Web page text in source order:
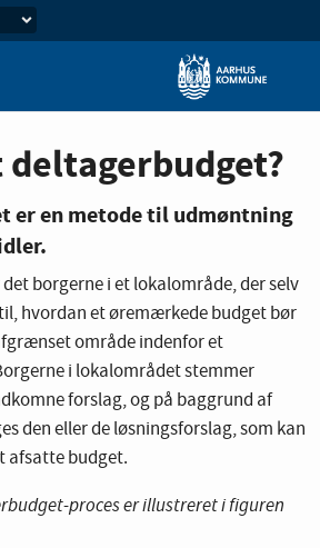
deltagerbudget?
er en metode til udmøntning
borgerne i et lokalområde, der selv
hvordan et øremærkede budget bør
område indenfor et
i lokalområdet stemmer
forslag, og på baggrund af
den eller de løsningsforslag, som kan
afsatte budget.
proces er illustreret i figuren